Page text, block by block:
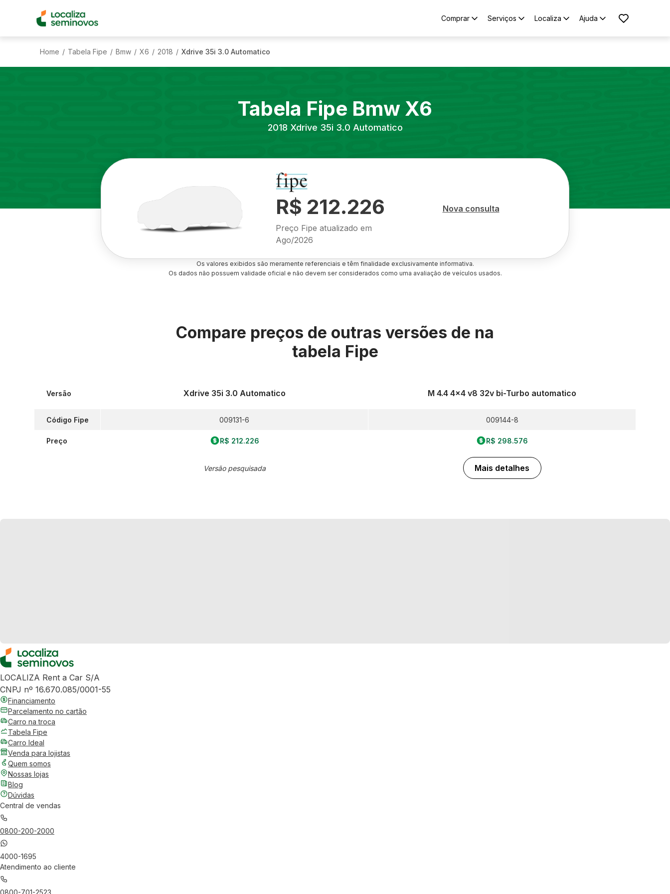
Comprar Serviços Localiza Ajuda
Home / Tabela Fipe / Bmw / X6 / 2018 / Xdrive 35i 3.0 Automatico
Tabela Fipe Bmw X6
2018 Xdrive 35i 3.0 Automatico
R$ 212.226
Preço Fipe atualizado em
Ago/2026
Nova consulta
Os valores exibidos são meramente referenciais e têm finalidade exclusivamente informativa.
Os dados não possuem validade oficial e não devem ser considerados como uma avaliação de veículos usados.
Compare preços de outras versões de na
tabela Fipe
Versão
Código Fipe
Preço
Xdrive 35i 3.0 Automatico
009131-6
R$ 212.226
Versão pesquisada
M 4.4 4x4 v8 32v bi-Turbo automatico
009144-8
R$ 298.576
Mais detalhes
LOCALIZA Rent a Car S/A
CNPJ nº 16.670.085/0001-55
Financiamento
Parcelamento no cartão
Carro na troca
Tabela Fipe
Carro Ideal
Venda para lojistas
Quem somos
Nossas lojas
Blog
Dúvidas
Central de vendas
0800-200-2000
4000-1695
Atendimento ao cliente
0800-701-2523